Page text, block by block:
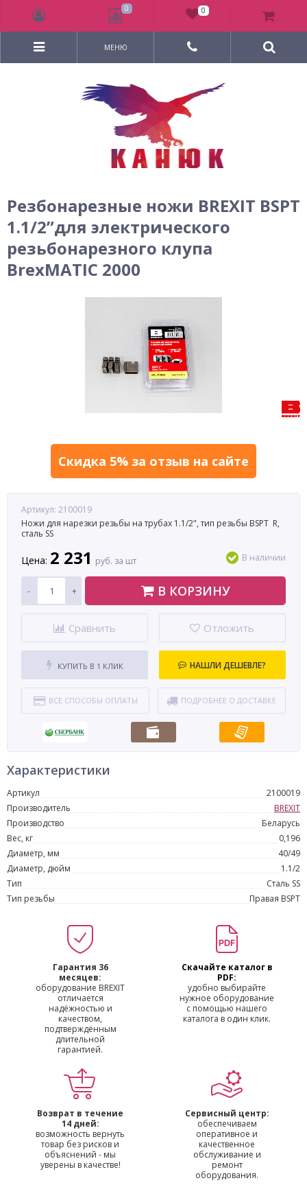
МЕНЮ
Резбонарезные ножи BREXIT BSPT
1.1/2”для электрического
резьбонарезного клупа
BrexMATIC 2000
Скидка 5% за отзыв на сайте
Артикул: 2100019
Ножи для нарезки резьбы на трубах 1.1/2", тип резьбы BSPT R,
сталь SS
Цена: 2 231 руб. за шт В наличии
- + В КОРЗИНУ
Сравнить Отложить
КУПИТЬ В 1 КЛИК НАШЛИ ДЕШЕВЛЕ?
ВСЕ СПОСОБЫ ОПЛАТЫ ПОДРОБНЕЕ О ДОСТАВКЕ
Характеристики
Артикул
2100019
Производитель
BREXIT
Производство
Беларусь
Вес, кг
0,196
Диаметр, мм
40/49
Диаметр, дюйм
1.1/2
Тип
Сталь SS
Тип резьбы
Правая BSPT
Гарантия 36
месяцев:
оборудование BREXIT
отличается
надёжностью и
качеством,
подтверждённым
длительной
гарантией.
Скачайте каталог в
PDF:
удобно выбирайте
нужное оборудование
с помощью нашего
каталога в один клик.
Возврат в течение
14 дней:
возможность вернуть
товар без рисков и
объяснений - мы
уверены в качестве!
Сервисный центр:
обеспечиваем
оперативное и
качественное
обслуживание и
ремонт
оборудования.
0 0